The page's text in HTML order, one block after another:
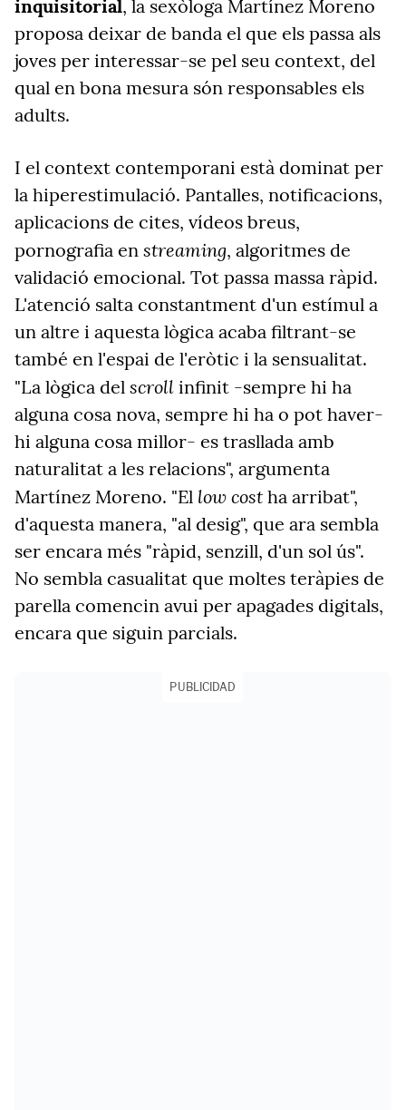
inquisitorial, la sexòloga Martínez Moreno
proposa deixar de banda el que els passa als
joves per interessar-se pel seu context, del
qual en bona mesura són responsables els
adults.
I el context contemporani està dominat per
la hiperestimulació. Pantalles, notificacions,
aplicacions de cites, vídeos breus,
pornografia en streaming, algoritmes de
validació emocional. Tot passa massa ràpid.
L'atenció salta constantment d'un estímul a
un altre i aquesta lògica acaba filtrant-se
també en l'espai de l'eròtic i la sensualitat.
"La lògica del scroll infinit -sempre hi ha
alguna cosa nova, sempre hi ha o pot haver-
hi alguna cosa millor- es trasllada amb
naturalitat a les relacions", argumenta
Martínez Moreno. "El low cost ha arribat",
d'aquesta manera, "al desig", que ara sembla
ser encara més "ràpid, senzill, d'un sol ús".
No sembla casualitat que moltes teràpies de
parella comencin avui per apagades digitals,
encara que siguin parcials.
PUBLICIDAD